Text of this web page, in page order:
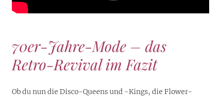
70er-Jahre-Mode – das
Retro-Revival im Fazit
Ob du nun die Disco-Queens und -Kings, die Flower-